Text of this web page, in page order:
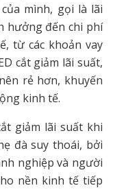
mình, gọi là lãi
hưởng đến chi phí
từ các khoản vay
cắt giảm lãi suất,
rẻ hơn, khuyến
kinh tế.
giảm lãi suất khi
đà suy thoái, bởi
nghiệp và người
nền kinh tế tiếp